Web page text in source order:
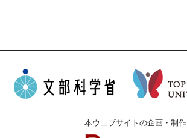
本ウェブサイトの企画・制作